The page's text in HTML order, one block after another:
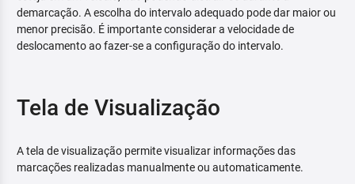
demarcação. A escolha do intervalo adequado pode dar maior ou
menor precisão. É importante considerar a velocidade de
deslocamento ao fazer-se a configuração do intervalo.
Tela de Visualização
A tela de visualização permite visualizar informações das
marcações realizadas manualmente ou automaticamente.